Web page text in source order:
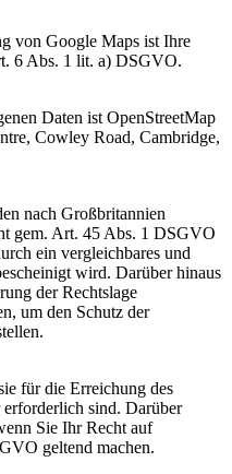
von Google Maps ist Ihre
6 Abs. 1 lit. a) DSGVO.
Daten ist OpenStreetMap
Cowley Road, Cambridge,
nach Großbritannien
gem. Art. 45 Abs. 1 DSGVO
ein vergleichbares und
wird. Darüber hinaus
der Rechtslage
um den Schutz der
für die Erreichung des
sind. Darüber
Sie Ihr Recht auf
geltend machen.